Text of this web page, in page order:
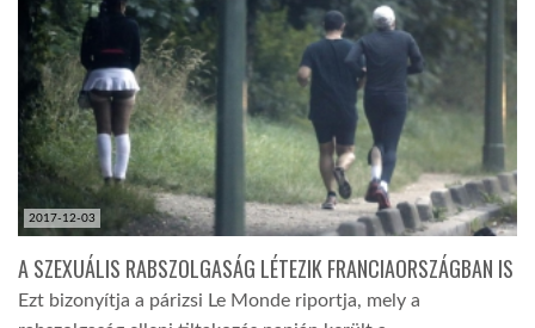
2017-12-03
A SZEXUÁLIS RABSZOLGASÁG LÉTEZIK FRANCIAORSZÁGBAN IS
Ezt bizonyítja a párizsi Le Monde riportja, mely a